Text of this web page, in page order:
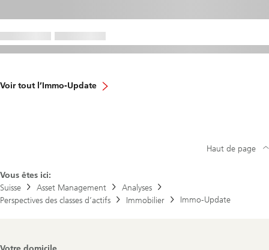
Voir tout l’Immo-Update
Vous êtes ici:
Suisse
Asset Management
Analyses
Perspectives des classes d’actifs
Immobilier Immo-Update
Haut de page
Footer